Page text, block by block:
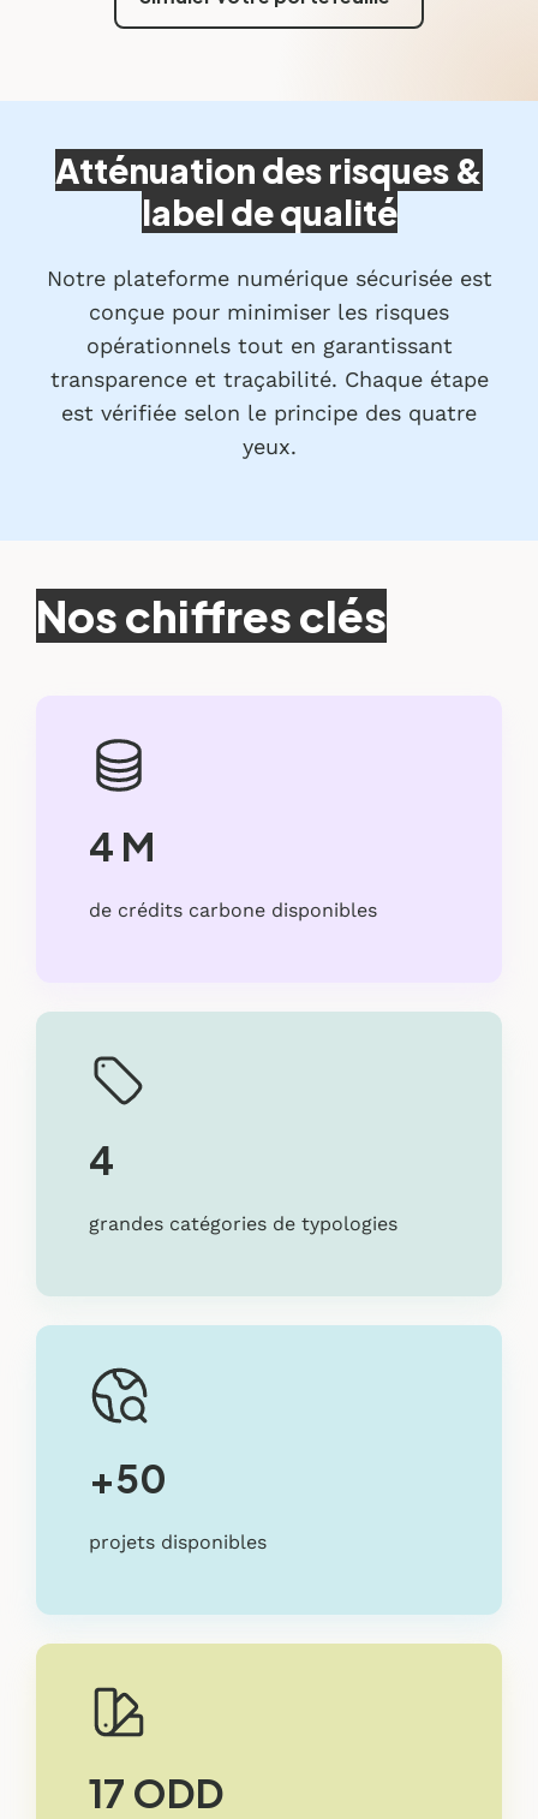
Atténuation des risques &
label de qualité
Notre plateforme numérique sécurisée est
conçue pour minimiser les risques
opérationnels tout en garantissant
transparence et traçabilité. Chaque étape
est vérifiée selon le principe des quatre
yeux.
Nos chiffres clés
4 M
de crédits carbone disponibles
4
grandes catégories de typologies
+50
projets disponibles
17 ODD